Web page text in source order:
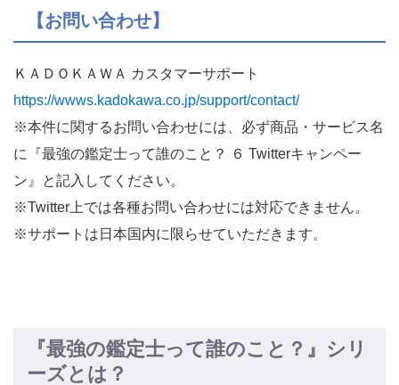
【お問い合わせ】
ＫＡＤＯＫＡＷＡ カスタマーサポート
https://wwws.kadokawa.co.jp/support/contact/
※本件に関するお問い合わせには、必ず商品・サービス名
に『最強の鑑定士って誰のこと？ ６ Twitterキャンペー
ン』と記入してください。
※Twitter上では各種お問い合わせには対応できません。
※サポートは日本国内に限らせていただきます。
『最強の鑑定士って誰のこと？』シリ
ーズとは？